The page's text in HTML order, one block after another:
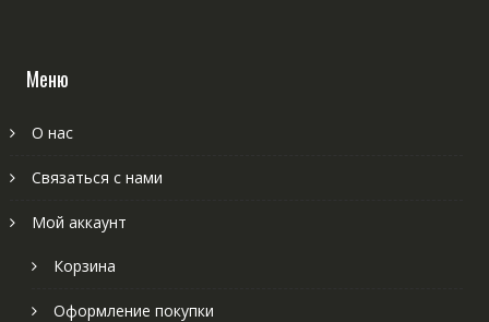
Меню
О нас
Связаться с нами
Мой аккаунт
Корзина
Оформление покупки